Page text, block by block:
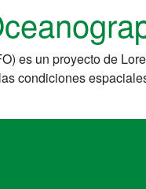
es un proyecto de
condiciones